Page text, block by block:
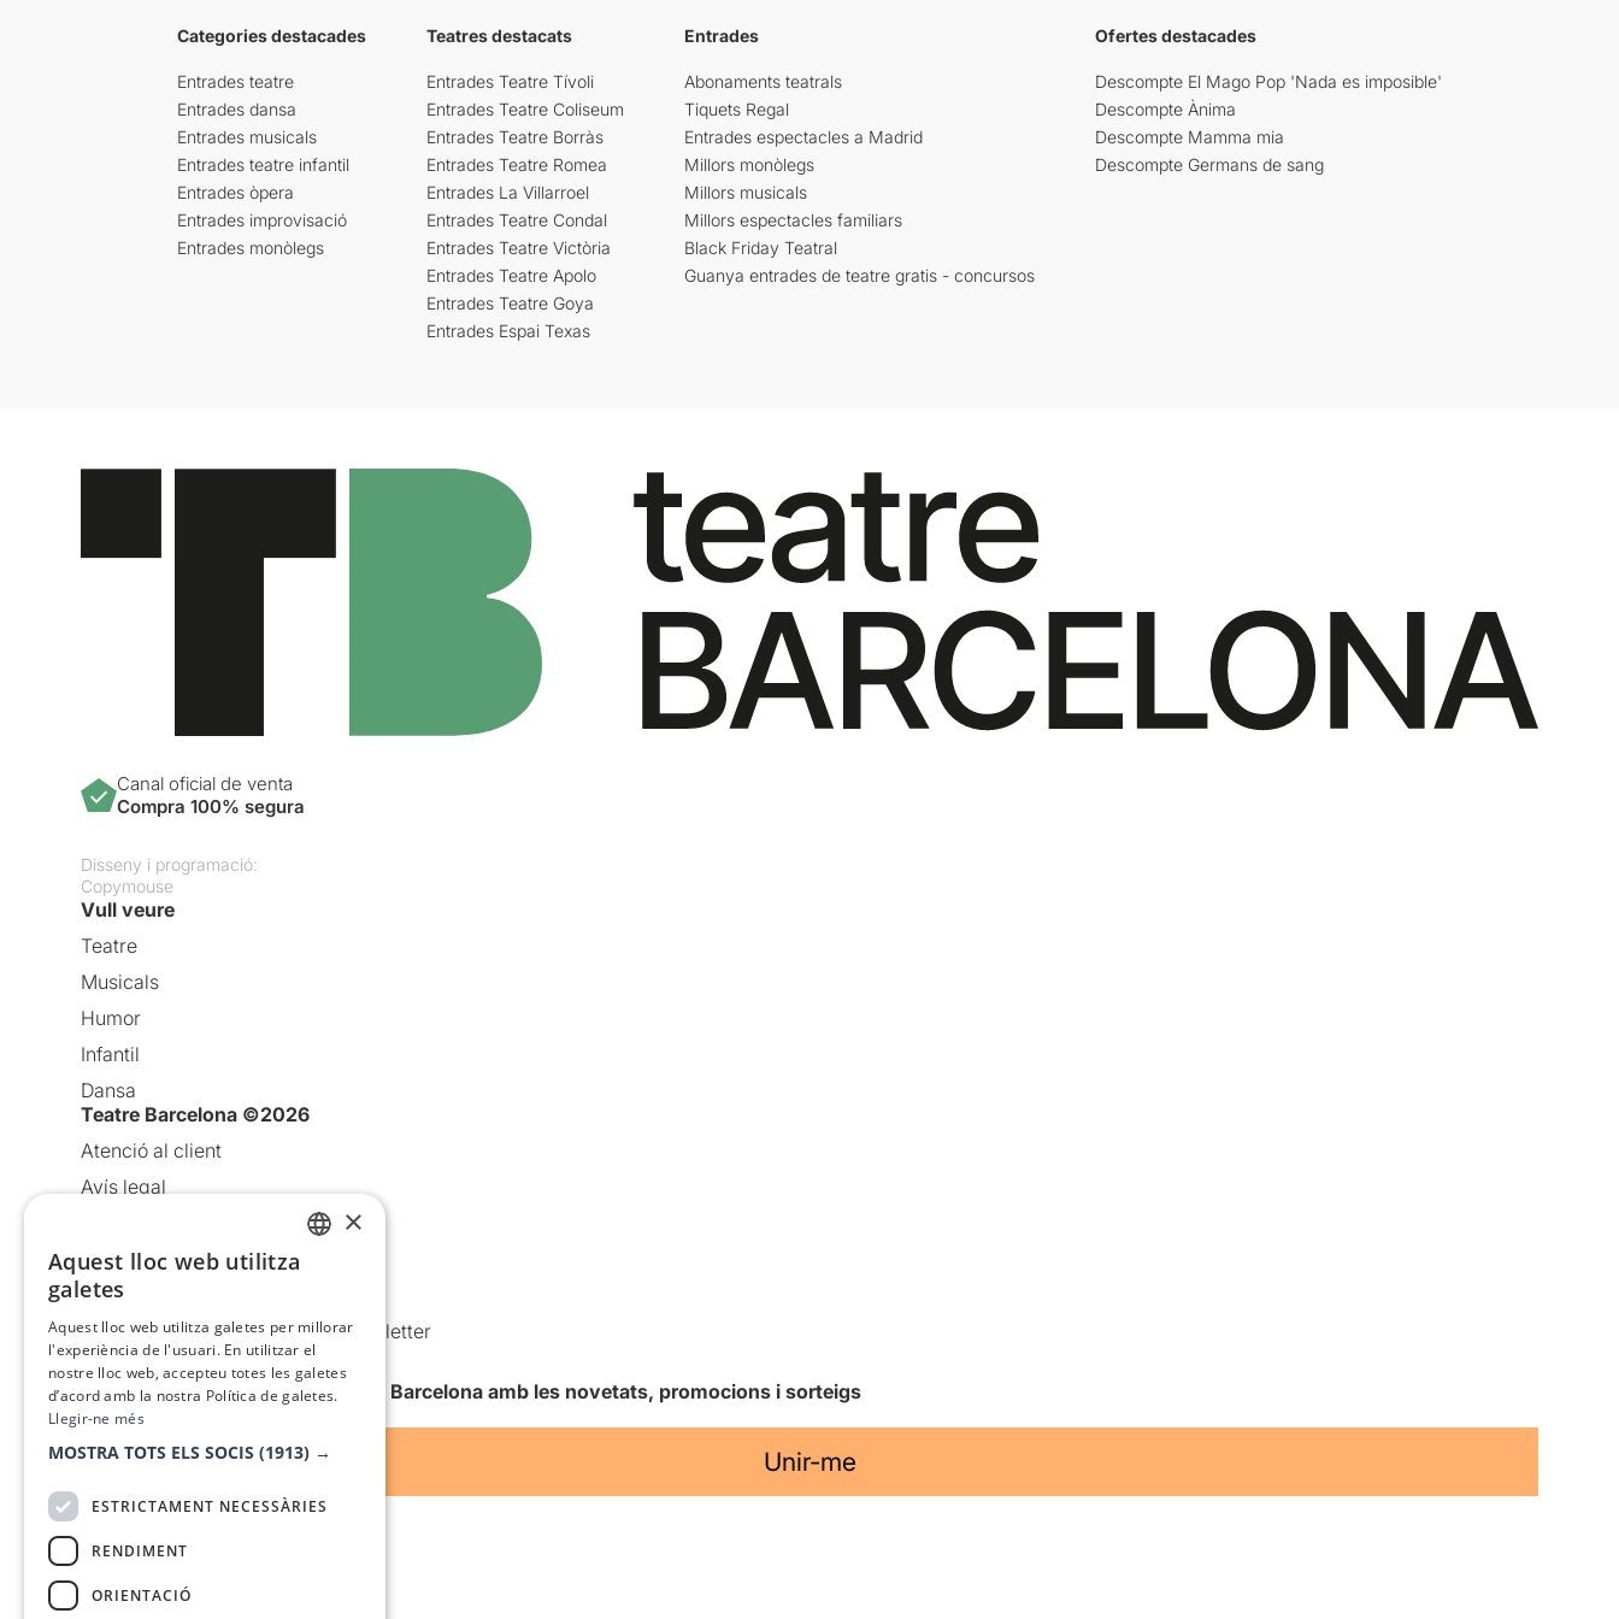
Categories destacades
Entrades teatre
Entrades dansa
Entrades musicals
Entrades teatre infantil
Entrades òpera
Entrades improvisació
Entrades monòlegs
Teatres destacats
Entrades Teatre Tívoli
Entrades Teatre Coliseum
Entrades Teatre Borràs
Entrades Teatre Romea
Entrades La Villarroel
Entrades Teatre Condal
Entrades Teatre Victòria
Entrades Teatre Apolo
Entrades Teatre Goya
Entrades Espai Texas
Entrades
Abonaments teatrals
Tiquets Regal
Entrades espectacles a Madrid
Millors monòlegs
Millors musicals
Millors espectacles familiars
Black Friday Teatral
Guanya entrades de teatre gratis - concursos
Ofertes destacades
Descompte El Mago Pop 'Nada es imposible'
Descompte Ànima
Descompte Mamma mia
Descompte Germans de sang
Canal oficial de venta
Compra 100% segura
Disseny i programació:
Copymouse
Vull veure
Teatre
Musicals
Humor
Infantil
Dansa
Teatre Barcelona ©2026
Atenció al client
Avís legal
Política de cookies
Condicions d’ús
Comunicacions comercials i Newsletter
Anuncia’t
Vull rebre la newsletter de Teatre Barcelona amb les novetats, promocions i sorteigs
Unir-me
Amb el suport de
×
Aquest lloc web utilitza
galetes
Aquest lloc web utilitza galetes per millorar
l'experiència de l'usuari. En utilitzar el
nostre lloc web, accepteu totes les galetes
d’acord amb la nostra Política de galetes.
Llegir-ne més
MOSTRA TOTS ELS SOCIS (1913) →
ESTRICTAMENT NECESSÀRIES
RENDIMENT
ORIENTACIÓ